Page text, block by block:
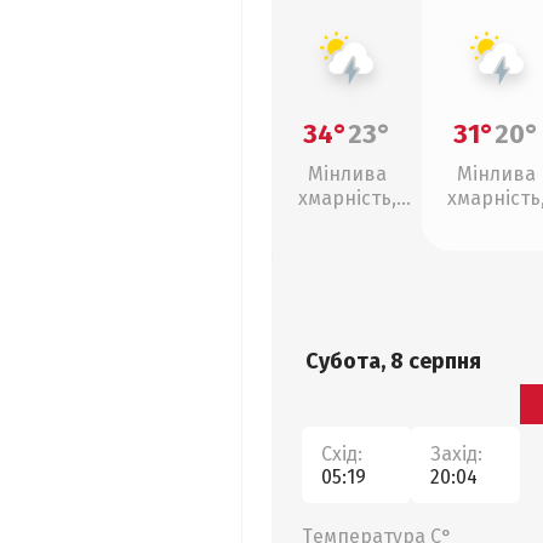
34°23°
Мінлива
хмарність,
31°20°
Мінлива
Субота, 8 серпня
Схід:
05:19
Захід:
20:04
Температура С°